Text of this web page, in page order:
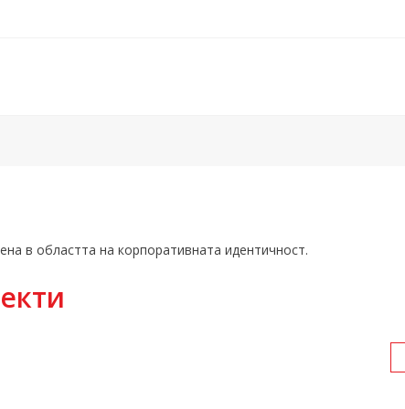
в областта на корпоративната идентичност.